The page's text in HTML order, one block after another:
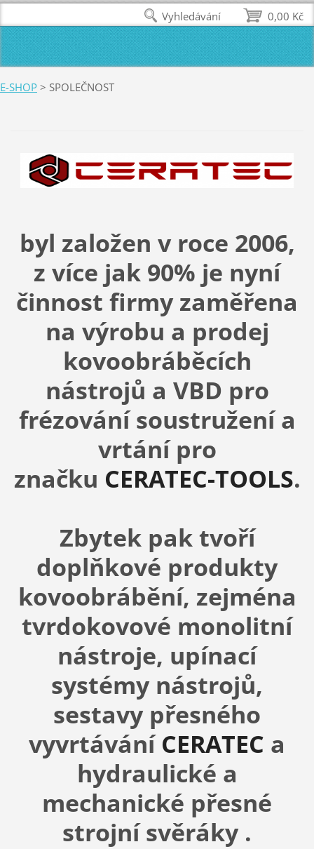
E-SHOP > SPOLEČNOST
byl založen v roce 2006,
z více jak 90% je nyní
činnost firmy zaměřena
na výrobu a prodej
kovoobráběcích
nástrojů a VBD pro
frézování soustružení a
vrtání pro
značku CERATEC-TOOLS.
Zbytek pak tvoří
doplňkové produkty
kovoobrábění, zejména
tvrdokovové monolitní
nástroje, upínací
systémy nástrojů,
sestavy přesného
vyvrtáváníCERATEC a
hydraulické a
mechanické přesné
strojní svěráky .
0,00 Kč
Vyhledávání